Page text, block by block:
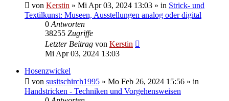
von Kerstin » Mi Apr 03, 2024 13:03 » in Strick- und
Textilkunst: Museen, Ausstellungen analog oder digital
0 Antworten
38255 Zugriffe
Letzter Beitrag von Kerstin
Mi Apr 03, 2024 13:03
Hosenzwickel
von susitschirch1995 » Mo Feb 26, 2024 15:56 » in
Handstricken - Techniken und Vorgehensweisen